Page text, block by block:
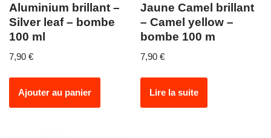
Aluminium brillant –
Silver leaf – bombe
100 ml
7,90 €
Ajouter au panier
Jaune Camel brillant
– Camel yellow –
bombe 100 m
7,90€
Lire la suite